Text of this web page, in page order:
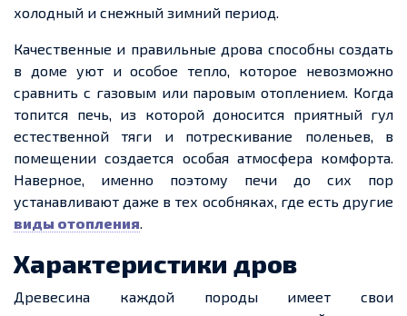
холодный и снежный зимний период.
Качественные и правильные дрова способны создать
в доме уют и особое тепло, которое невозможно
сравнить с газовым или паровым отоплением. Когда
топится печь, из которой доносится приятный гул
естественной тяги и потрескивание поленьев, в
помещениисоздается особая атмосфера комфорта.
Наверное, именно поэтому печи до сих пор
устанавливают даже в тех особняках, где есть другие
виды отопления.
Характеристики дров
Древесина каждой породы имеет свои